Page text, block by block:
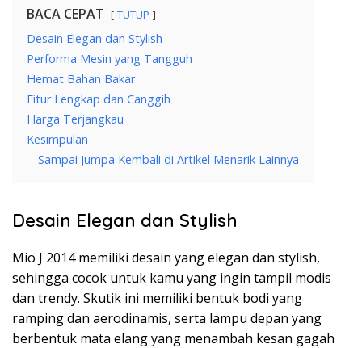
BACA CEPAT TUTUP
Desain Elegan dan Stylish
Performa Mesin yang Tangguh
Hemat Bahan Bakar
Fitur Lengkap dan Canggih
Harga Terjangkau
Kesimpulan
Sampai Jumpa Kembali di Artikel Menarik Lainnya
Desain Elegan dan Stylish
Mio J 2014 memiliki desain yang elegan dan stylish,
sehingga cocok untuk kamu yang ingin tampil modis
dan trendy. Skutik ini memiliki bentuk bodi yang
ramping dan aerodinamis, serta lampu depan yang
berbentuk mata elang yang menambah kesan gagah